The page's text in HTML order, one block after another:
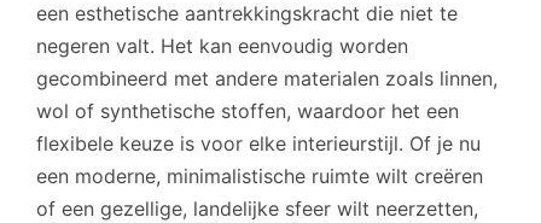
een esthetische aantrekkingskracht die niet te
negeren valt. Het kan eenvoudig worden
gecombineerd met andere materialen zoals linnen,
wol of synthetische stoffen, waardoor het een
flexibele keuze is voor elke interieurstijl. Of je nu
een moderne, minimalistische ruimte wilt creëren
of een gezellige, landelijke sfeer wilt neerzetten,